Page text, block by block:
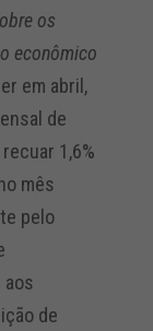
os
econômico
em abril,
de
1,6%
mês
pelo
aos
de